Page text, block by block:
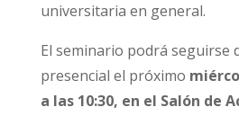
universitaria en general.
El seminario podrá seguirse
presencial el próximo
a las 10:30, en el Salón de